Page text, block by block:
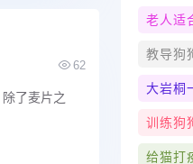
62
了麦片之
老人适
教导狗
大岩桐
训练狗
给猫打